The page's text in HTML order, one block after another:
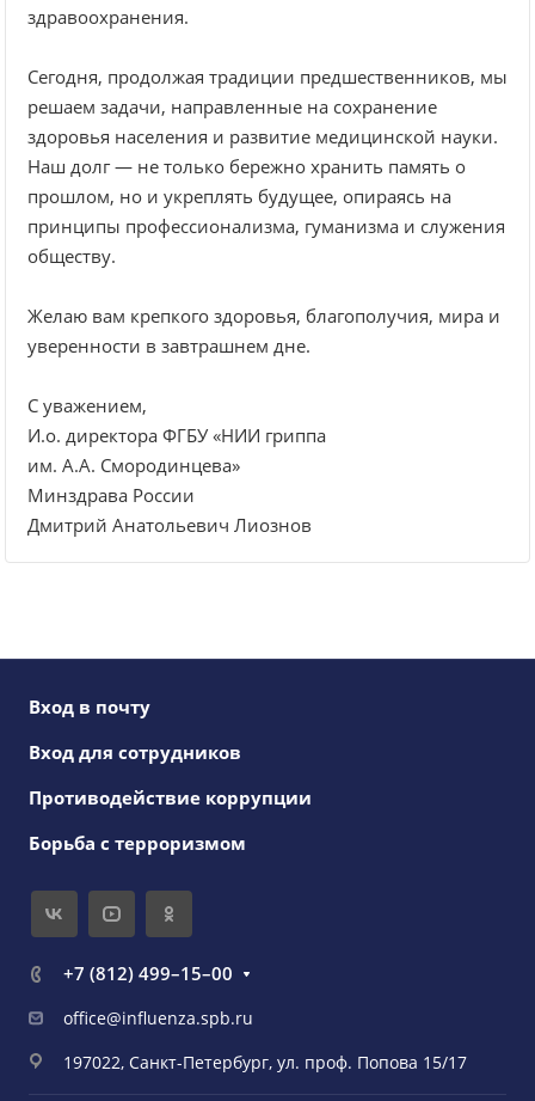
здравоохранения.
Сегодня, продолжая традиции предшественников, мы
решаем задачи, направленные на сохранение
здоровья населения и развитие медицинской науки.
Наш долг — не только бережно хранить память о
прошлом, но и укреплять будущее, опираясь на
принципы профессионализма, гуманизма и служения
обществу.
Желаю вам крепкого здоровья, благополучия, мира и
уверенности в завтрашнем дне.
С уважением,
И.о. директора ФГБУ «НИИ гриппа
им. А.А. Смородинцева»
Минздрава России
Дмитрий Анатольевич Лиознов
Вход в почту
Вход для сотрудников
Противодействие коррупции
Борьба с терроризмом
+7 (812) 499–15–00
office@influenza.spb.ru
197022, Санкт-Петербург, ул. проф. Попова 15/17